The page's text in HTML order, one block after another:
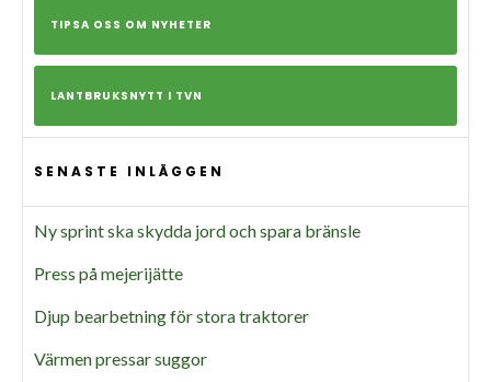
TIPSA OSS OM NYHETER
LANTBRUKSNYTT I TVN
SENASTE INLÄGGEN
Ny sprint ska skydda jord och spara bränsle
Press på mejerijätte
Djup bearbetning för stora traktorer
Värmen pressar suggor